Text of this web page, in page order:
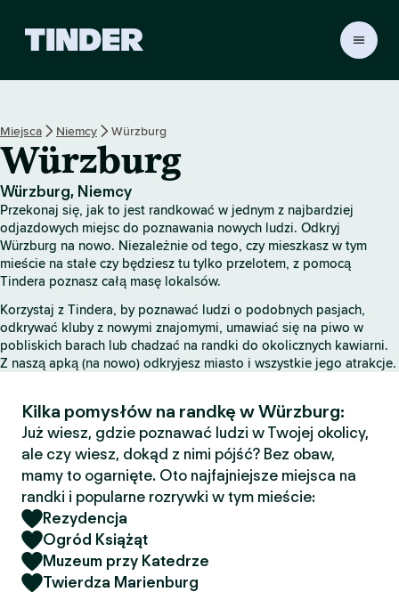
r
S
t
o
n
a
g
ł
w
n
a
Miejsca Niemcy Würzburg
Würzburg
Würzburg, Niemcy
Przekonaj się, jak to jest randkować w jednym z najbardziej
odjazdowych miejsc do poznawania nowych ludzi. Odkryj
Würzburg na nowo. Niezależnie od tego, czy mieszkasz w tym
mieście na stałe czy będziesz tu tylko przelotem, z pomocą
Tindera poznasz całą masę lokalsów.
Korzystaj z Tindera, by poznawać ludzi o podobnych pasjach,
odkrywać kluby z nowymi znajomymi, umawiać się na piwo w
pobliskich barach lub chadzać na randki do okolicznych kawiarni.
Z naszą apką (na nowo) odkryjesz miasto i wszystkie jego atrakcje.
Kilka pomysłów na randkę w Würzburg:
Już wiesz, gdzie poznawać ludzi w Twojej okolicy,
ale czy wiesz, dokąd z nimi pójść? Bez obaw,
mamy to ogarnięte. Oto najfajniejsze miejsca na
randki i popularne rozrywki w tym mieście:
Rezydencja
Ogród Książąt
Muzeum przy Katedrze
Twierdza Marienburg